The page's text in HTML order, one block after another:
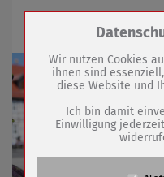
Sommer lässt
Zum Betrieb der
Name
PHP
Anbieter
Wir nutzen Cookies
ihnen sind
diese Website und
Ich bin damit
Einwilligung